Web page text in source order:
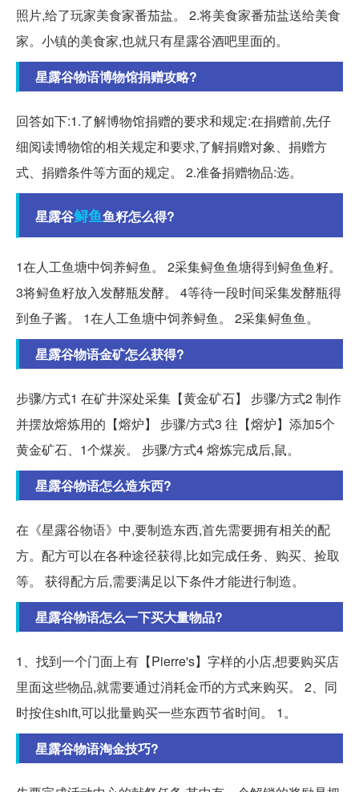
照片,给了玩家美食家番茄盐。 2.将美食家番茄盐送给美食
家。小镇的美食家,也就只有星露谷酒吧里面的。
星露谷物语博物馆捐赠攻略?
回答如下:1.了解博物馆捐赠的要求和规定:在捐赠前,先仔
细阅读博物馆的相关规定和要求,了解捐赠对象、捐赠方
式、捐赠条件等方面的规定。 2.准备捐赠物品:选。
星露谷鲟鱼鱼籽怎么得?
1在人工鱼塘中饲养鲟鱼。 2采集鲟鱼鱼塘得到鲟鱼鱼籽。
3将鲟鱼籽放入发酵瓶发酵。 4等待一段时间采集发酵瓶得
到鱼子酱。 1在人工鱼塘中饲养鲟鱼。 2采集鲟鱼鱼。
星露谷物语金矿怎么获得?
步骤/方式1 在矿井深处采集【黄金矿石】 步骤/方式2 制作
并摆放熔炼用的【熔炉】 步骤/方式3 往【熔炉】添加5个
黄金矿石、1个煤炭。 步骤/方式4 熔炼完成后,鼠。
星露谷物语怎么造东西?
在《星露谷物语》中,要制造东西,首先需要拥有相关的配
方。配方可以在各种途径获得,比如完成任务、购买、捡取
等。 获得配方后,需要满足以下条件才能进行制造。
星露谷物语怎么一下买大量物品?
1、找到一个门面上有【Pierre's】字样的小店,想要购买店
里面这些物品,就需要通过消耗金币的方式来购买。 2、同
时按住shift,可以批量购买一些东西节省时间。 1。
星露谷物语淘金技巧?